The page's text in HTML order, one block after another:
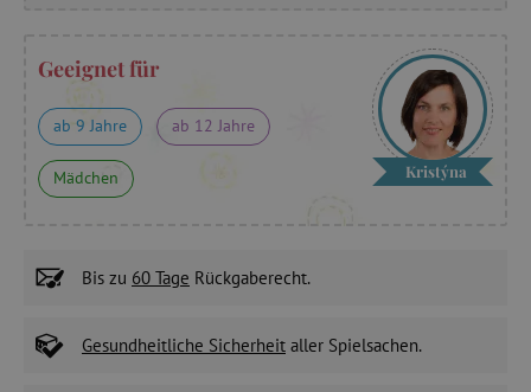
Geeignet für
ab 9 Jahre ab 12 Jahre
Mädchen Kristýna
Bis zu 60 Tage Rückgaberecht.
Gesundheitliche Sicherheit aller Spielsachen.